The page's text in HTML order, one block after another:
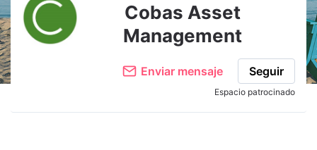
Cobas Asset
Management
Enviar mensaje Seguir
Espacio patrocinado